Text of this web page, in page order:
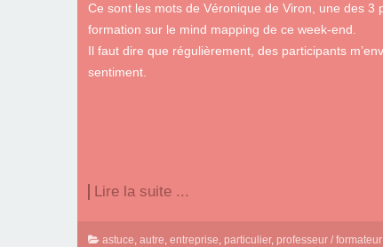
Ce sont les mots de Véronique de Viron, une des 3
formation sur le mind mapping de ce week-end.
Il faut dire que régulièrement, des participants
sentiment.
Lire la suite ...
astuce, autre, entreprise, particulier, professeur / formateur